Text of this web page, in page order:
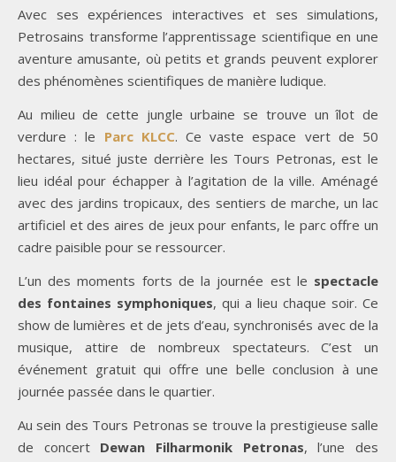
Avec ses expériences interactives et ses simulations,
Petrosains transforme l’apprentissage scientifique en une
aventure amusante, où petits et grands peuvent explorer
des phénomènes scientifiques de manière ludique.
Au milieu de cette jungle urbaine se trouve un îlot de
verdure : le Parc KLCC. Ce vaste espace vert de 50
hectares, situé juste derrière les Tours Petronas, est le
lieu idéal pour échapper à l’agitation de la ville. Aménagé
avec des jardins tropicaux, des sentiers de marche, un lac
artificiel et des aires de jeux pour enfants, le parc offre un
cadre paisible pour se ressourcer.
L’un des moments forts de la journée est le spectacle
des fontaines symphoniques, qui a lieu chaque soir. Ce
show de lumières et de jets d’eau, synchronisés avec de la
musique, attire de nombreux spectateurs. C’est un
événement gratuit qui offre une belle conclusion à une
journée passée dans le quartier.
Au sein des Tours Petronas se trouve la prestigieuse salle
de concert Dewan Filharmonik Petronas, l’une des